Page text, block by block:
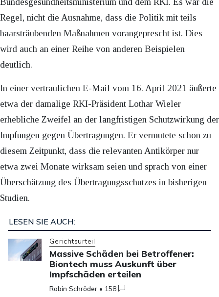
Regel, nicht die Ausnahme, dass die Politik mit teils
haarsträubenden Maßnahmen vorangeprescht ist. Dies
wird auch an einer Reihe von anderen Beispielen
deutlich.
In einer vertraulichen E-Mail vom 16. April 2021 äußerte
etwa der damalige RKI-Präsident Lothar Wieler
erhebliche Zweifel an der langfristigen Schutzwirkung der
Impfungen gegen Übertragungen. Er vermutete schon zu
diesem Zeitpunkt, dass die relevanten Antikörper nur
etwa zwei Monate wirksam seien und sprach von einer
Überschätzung des Übertragungsschutzes in bisherigen
Studien.
LESEN SIE AUCH:
Gerichtsurteil
Massive Schäden bei Betroffener:
Biontech muss Auskunft über
Impfschäden erteilen
Robin Schröder • 158